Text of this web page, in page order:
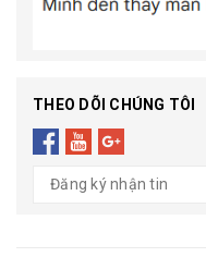
THEO DÕI CHÚNG TÔI